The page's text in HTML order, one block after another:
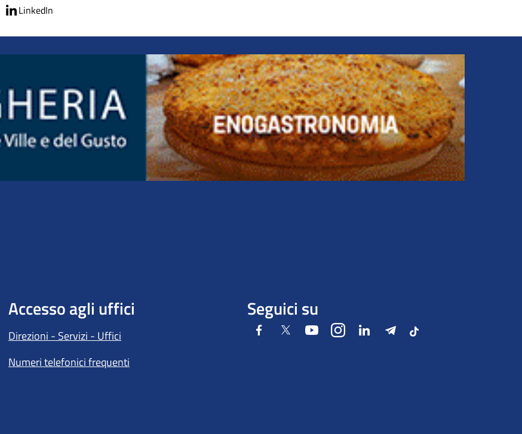
LinkedIn
Accesso agli uffici
Direzioni - Servizi - Uffici
Numeri telefonici frequenti
Seguici su
FacebookTwitter YoutubeInstagramLinkedIn Telegram
Tiktok